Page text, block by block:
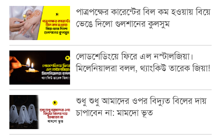
পাত্রপক্ষের কারেন্টের বিল কম হওয়ায় বিয়ে
ভেঙে দিলো গুলশানের কুলসুম
লোডশেডিংয়ে ফিরে এল নস্টালজিয়া।
মিলেনিয়ালরা বলল, থ্যাংকিউ তারেক জিয়া!
শুধু শুধু আমাদের ওপর বিদ্যুত বিলের দায়
চাপাবেন না: মামদো ভূত